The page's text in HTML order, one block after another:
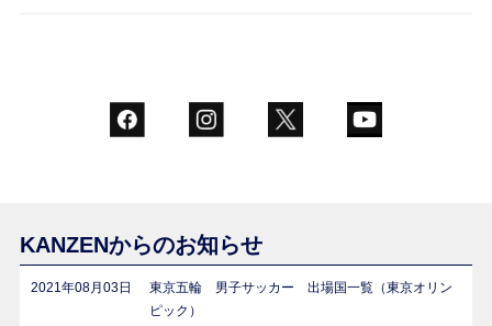
KANZENからのお知らせ
2021年08月03日
東京五輪 男子サッカー 出場国一覧（東京オリン
ピック）